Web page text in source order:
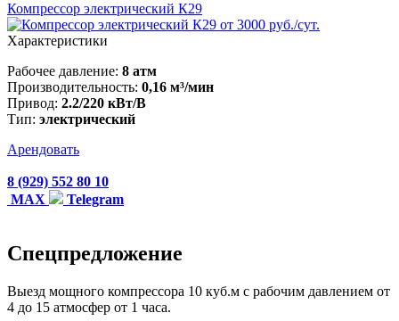
Компрессор электрический К29
от 3000 руб./сут.
Характеристики
Рабочее давление: 8 атм
Производительность: 0,16 м³/мин
Привод: 2.2/220 кВт/В
Тип: электрический
Арендовать
8 (929) 552 80 10
MAX
Telegram
Спецпредложение
Выезд мощного компрессора 10 куб.м с рабочим давлением от
4 до 15 атмосфер от 1 часа.